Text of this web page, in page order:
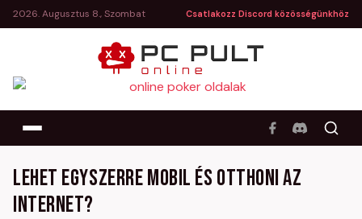
2026. Augusztus 8., Szombat Csatlakozz Discord közösségünkhöz
Lehet egyszerre mobil és otthoni az
internet?